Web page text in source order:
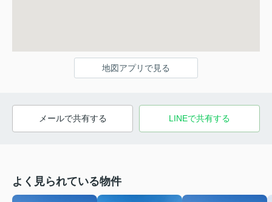
地図アプリで見る
メールで共有する LINEで共有する
よく見られている物件